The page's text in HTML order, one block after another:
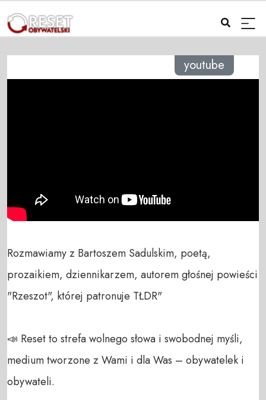
youtube
Rozmawiamy z Bartoszem Sadulskim, poetą,
prozaikiem, dziennikarzem, autorem głośnej powieści
"Rzeszot", której patronuje TŁDR"
📣 Reset to strefa wolnego słowa i swobodnej myśli,
medium tworzone z Wami i dla Was – obywatelek i
obywateli.